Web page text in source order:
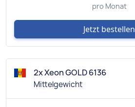
pro Monat
Jetzt bestellen
2x Xeon GOLD 6136
Mittelgewicht